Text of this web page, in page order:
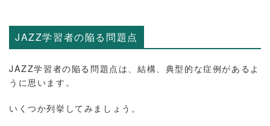
JAZZ学習者の陥る問題点
JAZZ学習者の陥る問題点は、結構、典型的な症例があるよ
うに思います。
いくつか列挙してみましょう。